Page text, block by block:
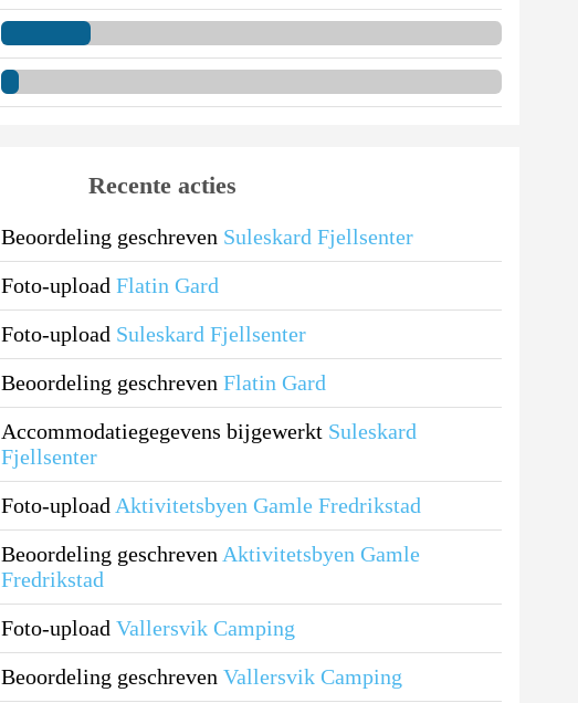
Recente acties
Beoordeling geschreven Suleskard Fjellsenter
Foto-upload Flatin Gard
Foto-upload Suleskard Fjellsenter
Beoordeling geschreven Flatin Gard
Accommodatiegegevens bijgewerkt Suleskard
Fjellsenter
Foto-upload Aktivitetsbyen Gamle Fredrikstad
Beoordeling geschreven Aktivitetsbyen Gamle
Fredrikstad
Foto-upload Vallersvik Camping
Beoordeling geschreven Vallersvik Camping